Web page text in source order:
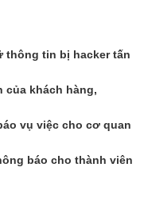
tin bị hacker tấn
của khách hàng,
vụ việc cho cơ quan
báo cho thành viên